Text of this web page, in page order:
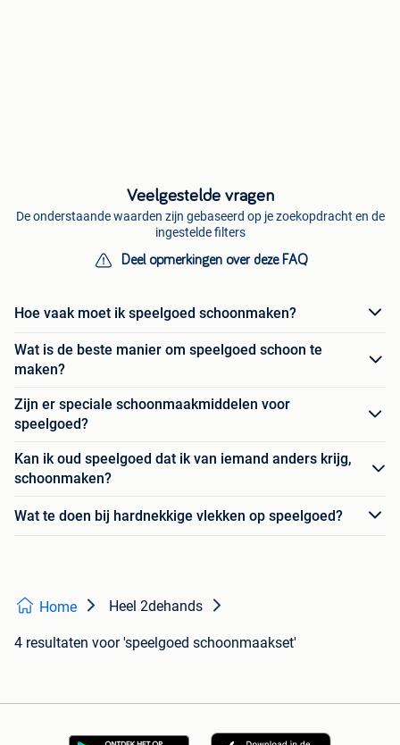
Veelgestelde vragen
De onderstaande waarden zijn gebaseerd op je zoekopdracht en de
ingestelde filters
Deel opmerkingen over deze FAQ
Hoe vaak moet ik speelgoed schoonmaken?
Wat is de beste manier om speelgoed schoon te
maken?
Zijn er speciale schoonmaakmiddelen voor
speelgoed?
Kan ik oud speelgoed dat ik van iemand anders krijg,
schoonmaken?
Wat te doen bij hardnekkige vlekken op speelgoed?
Home Heel 2dehands
4 resultaten voor 'speelgoed schoonmaakset'